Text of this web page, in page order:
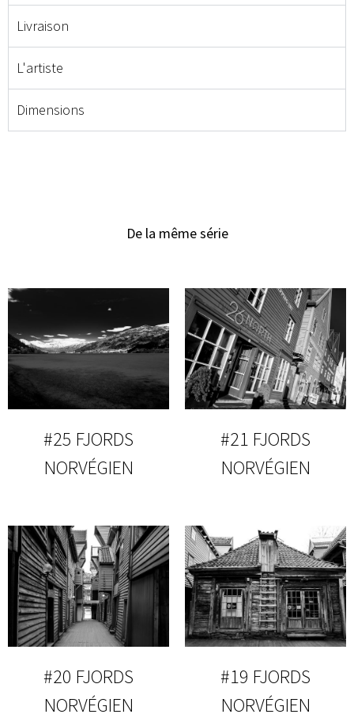
Livraison
L'artiste
Dimensions
De la même série
#25 FJORDS
NORVÉGIEN
#21 FJORDS
NORVÉGIEN
#20 FJORDS
NORVÉGIEN
#19 FJORDS
NORVÉGIEN